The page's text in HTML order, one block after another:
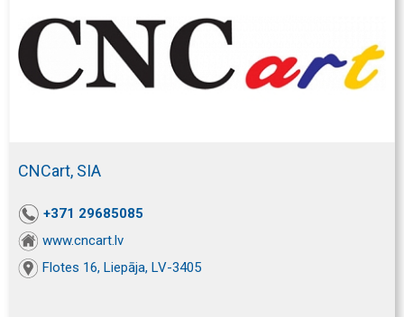
CNCart, SIA
+371 29685085
www.cncart.lv
Flotes 16, Liepāja, LV-3405